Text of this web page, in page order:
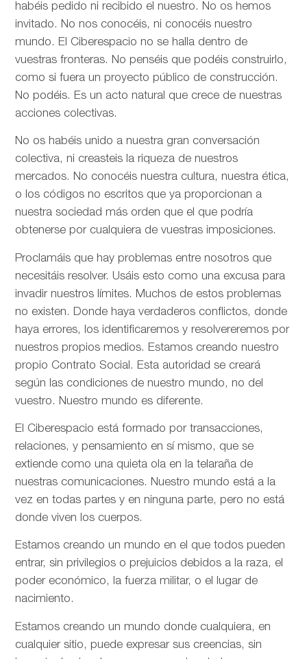
habéis pedido ni recibido el nuestro. No os hemos
invitado. No nos conocéis, ni conocéis nuestro
mundo. El Ciberespacio no se halla dentro de
vuestras fronteras. No penséis que podéis construirlo,
como si fuera un proyecto público de construcción.
No podéis. Es un acto natural que crece de nuestras
acciones colectivas.
No os habéis unido a nuestra gran conversación
colectiva, ni creasteis la riqueza de nuestros
mercados. No conocéis nuestra cultura, nuestra ética,
o los códigos no escritos que ya proporcionan a
nuestra sociedad más orden que el que podría
obtenerse por cualquiera de vuestras imposiciones.
Proclamáis que hay problemas entre nosotros que
necesitáis resolver. Usáis esto como una excusa para
invadir nuestros límites. Muchos de estos problemas
no existen. Donde haya verdaderos conflictos, donde
haya errores, los identificaremos y resolvereremos por
nuestros propios medios. Estamos creando nuestro
propio Contrato Social. Esta autoridad se creará
según las condiciones de nuestro mundo, no del
vuestro. Nuestro mundo es diferente.
El Ciberespacio está formado por transacciones,
relaciones, y pensamiento en sí mismo, que se
extiende como una quieta ola en la telaraña de
nuestras comunicaciones. Nuestro mundo está a la
vez en todas partes y en ninguna parte, pero no está
donde viven los cuerpos.
Estamos creando un mundo en el que todos pueden
entrar, sin privilegios o prejuicios debidos a la raza, el
poder económico, la fuerza militar, o el lugar de
nacimiento.
Estamos creando un mundo donde cualquiera, en
cualquier sitio, puede expresar sus creencias, sin